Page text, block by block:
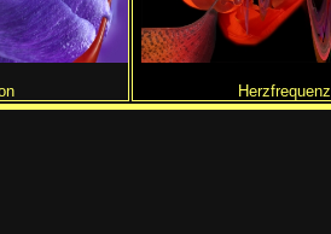
Herzfrequenz